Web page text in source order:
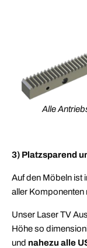
Alle
3) Platzsparend
Auf den Möbeln ist
aller Komponenten
Unser Laser TV
Höhe so
und nahezu alle